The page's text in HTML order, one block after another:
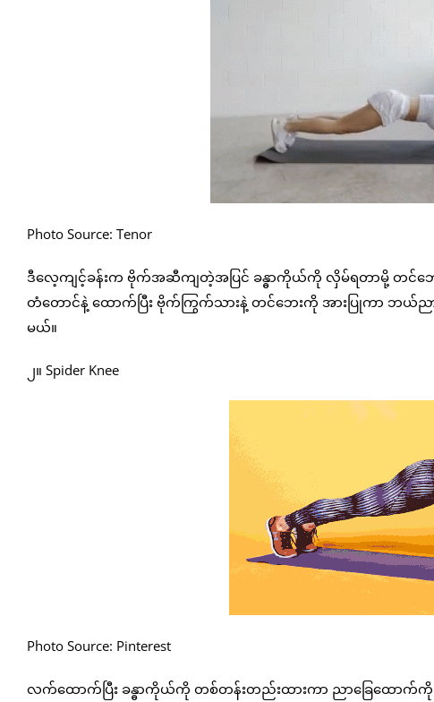
Photo Source: Tenor
ဒီလေ့ကျင့်ခန်းက ဗိုက်အဆီကျတဲ့အပြင် ခန္ဓာကိုယ်ကို လှိမ်ရတာမို့ တင်ဘေ
တံတောင်နဲ့ ထောက်ပြီး ဗိုက်ကြွက်သားနဲ့ တင်ဘေးကို အားပြုကာ ဘယ်ညာ
မယ်။
၂။ Spider Knee
Photo Source: Pinterest
လက်ထောက်ပြီး ခန္ဓာကိုယ်ကို တစ်တန်းတည်းထားကာ ညာခြေထ